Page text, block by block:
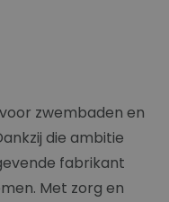
zwembaden en
die ambitie
fabrikant
Met zorg en